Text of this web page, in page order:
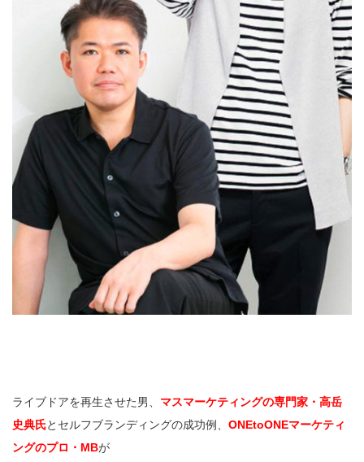
ライブドアを再生させた男、 マスマーケティングの専門家・高岳
史典氏とセルフブランディングの成功例、 ONEtoONEマーケティ
ングのプロ・MBが